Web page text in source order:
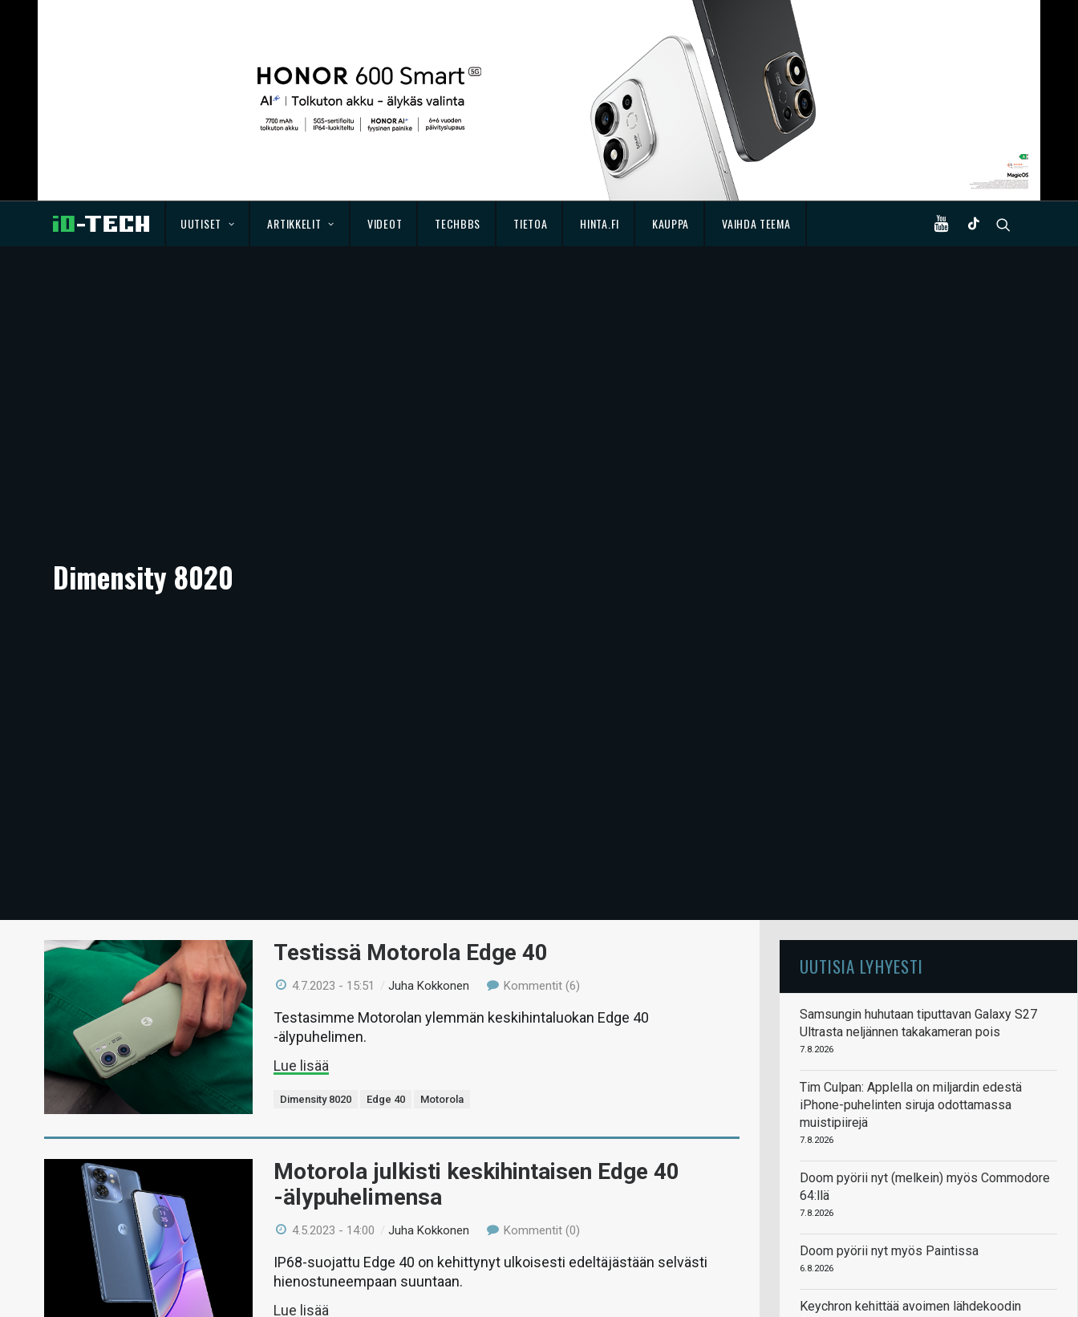
UUTISET ARTIKKELIT VIDEOT TECHBBS TIETOA HINTA.FI KAUPPA VAIHDA TEEMA
Dimensity 8020
Testissä Motorola Edge 40
4.7.2023 - 15:51 /Juha Kokkonen Kommentit (6)
Testasimme Motorolan ylemmän keskihintaluokan Edge 40
-älypuhelimen.
Lue lisää
Dimensity 8020 Edge 40 Motorola
Motorola julkisti keskihintaisen Edge 40
-älypuhelimensa
4.5.2023 - 14:00 /Juha Kokkonen Kommentit (0)
IP68-suojattu Edge 40 on kehittynyt ulkoisesti edeltäjästään selvästi
hienostuneempaan suuntaan.
Lue lisää
UUTISIA LYHYESTI
Samsungin huhutaan tiputtavan Galaxy S27
Ultrasta neljännen takakameran pois
7.8.2026
Tim Culpan: Applella on miljardin edestä
iPhone-puhelinten siruja odottamassa
muistipiirejä
7.8.2026
Doom pyörii nyt (melkein) myös Commodore
64:llä
7.8.2026
Doom pyörii nyt myös Paintissa
6.8.2026
Keychron kehittää avoimen lähdekoodin